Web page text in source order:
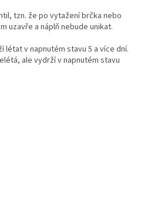
tzn. že po vytažení brčka nebo
uzavře a náplň nebude unikat.
létat v napnutém stavu 5 a více dní.
ale vydrží v napnutém stavu